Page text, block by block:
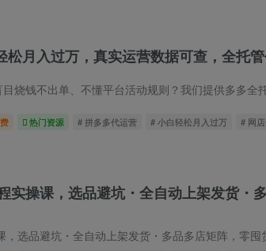
月入过万，真实运营数据可查，全托管
不出单、不懂平台活动规则？我们提供多多全托管代运营服务，
热门资源 # 拼多多代运营 # 小白轻松月入过万 # 网
实操课，选品避坑・全自动上架发货・
品避坑・全自动上架发货・多品多店矩阵，零囤货轻资产创业